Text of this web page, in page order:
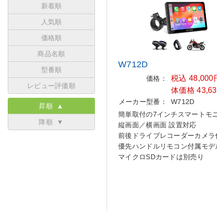
W712D
価格：
税込 48,000
体価格
メーカー型番：
W712D
簡単取付の7インチスマートモ
縦画面／横画面 設置対応
前後ドライブレコーダーカメラ
優先ハンドルリモコン付属モデ
マイクロSDカードは別売り
新着順
人気順
価格順
商品名順
型番順
レビュー評価順
昇順 ▲
降順 ▼